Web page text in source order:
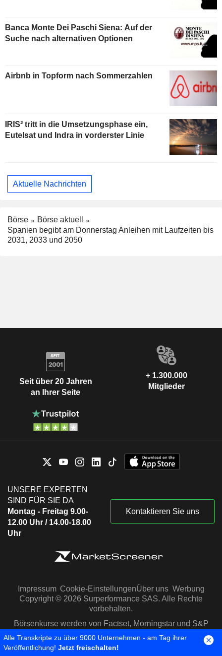
Banca Monte Dei Paschi Siena: Auf der
Suche nach alternativen Optionen
Airbnb in Topform nach Sommerzahlen
IRIS² tritt in die Umsetzungsphase ein,
Eutelsat und Indra in vorderster Linie
Aktuelle Nachrichten
Börse
Börse aktuell
Spanien begibt am Donnerstag Anleihen mit Laufzeiten bis
2031, 2033 und 2050
Seit über 20 Jahren
an Ihrer Seite
+ 1.300.000
Mitglieder
UNSERE EXPERTEN
SIND FÜR SIE DA
Montag - Freitag 9.00-
12.00 Uhr / 14.00-18.00
Uhr
Kontaktieren Sie uns
Impressum Cookie-EinstellungenÜber uns Werbung
Copyright © 2026 Surperformance SAS. Alle Rechte
vorbehalten.
Börsenkurse werden von Factset, Morningstar und S&P
Capital IQ zur Verfügung gestellt
Alle Transkripte zu über 9000 Unternehmen - am Tag ihrer
Veröffentlichung! Jetzt freischalten!